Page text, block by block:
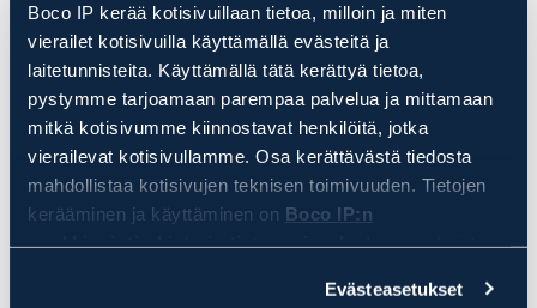
Boco IP kerää kotisivuillaan tietoa, milloin ja miten
vierailet kotisivuilla käyttämällä evästeitä ja
laitetunnisteita. Käyttämällä tätä kerättyä tietoa,
pystymme tarjoamaan parempaa palvelua ja mittamaan
mitkä kotisivumme kiinnostavat henkilöitä, jotka
vierailevat kotisivullamme. Osa kerättävästä tiedosta
mahdollistaa kotisivujen teknisen toimivuuden. Tietojen
kerääminen ja käyttäminen on Boco IP:n
yhteistyötahot keräävät ja käyttävät kaikkia evästetietoja
Evästeasetukset
Bocolaiset eri vastuurooleissa
2026
EU-malliuudistuksen toinen
vaihe täsmentyi